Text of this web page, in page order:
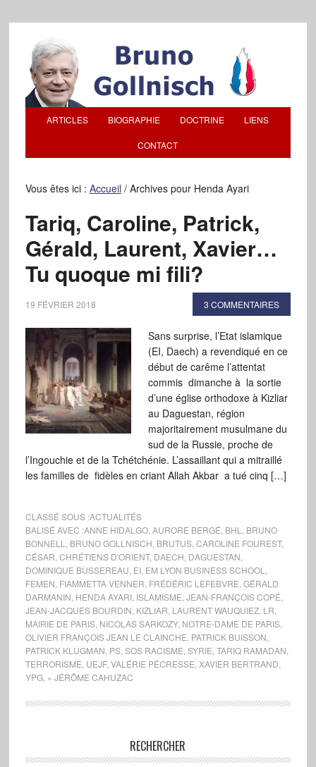
ARTICLES BIOGRAPHIE DOCTRINE LIENS
CONTACT
Vous êtes ici : Accueil /Archives pour Henda Ayari
Tariq, Caroline, Patrick,
Gérald, Laurent, Xavier…
Tu quoque mi fili?
19 FÉVRIER 2018 3 COMMENTAIRES
Sans surprise, l’Etat islamique
(EI, Daech) a revendiqué en ce
début de carême l’attentat
commis dimanche à la sortie
d’une église orthodoxe à Kizliar
au Daguestan, région
majoritairement musulmane du
sud de la Russie, proche de
l’Ingouchie et de la Tchétchénie. L’assaillant qui a mitraillé
les familles de fidèles en criant Allah Akbar a tué cinq […]
CLASSÉ SOUS :ACTUALITÉS
BALISÉ AVEC :ANNE HIDALGO, AURORE BERGÉ BHL
BRUNO
BONNELL
BRUNO GOLLNISCH BRUTUS, CAROLINE FOUREST,
CÉSAR CHRÉTIENS D'ORIENT, DAECH DAGUESTAN
DOMINIQUE BUSSEREAU EI, EM LYON BUSINESS SCHOOL
FEMEN FIAMMETTA VENNER FRÉDÉRIC LEFEBVRE GÉRALD
DARMANIN HENDA AYARI, ISLAMISME JEAN-FRANÇOIS COPÉ
JEAN-JACQUES BOURDIN KIZLIAR LAURENT WAUQUIEZ, LR
MAIRIE DE PARIS, NICOLAS SARKOZY, NOTRE-DAME DE PARIS,
OLIVIER FRANÇOIS JEAN LE CLAINCHE PATRICK BUISSON
PATRICK KLUGMAN PS, SOS RACISME SYRIE TARIQ RAMADAN
TERRORISME UEJF, VALÉRIE PÉCRESSE XAVIER BERTRAND
YPG, » JÉRÔME CAHUZAC
RECHERCHER